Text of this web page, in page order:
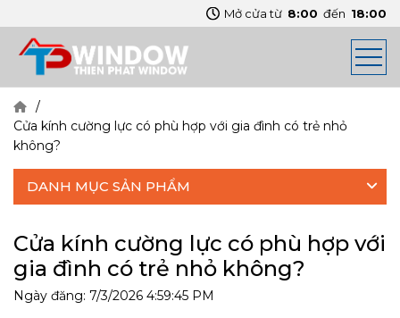
Mở cửa từ 8:00 đến 18:00
Cửa kính cường lực có phù hợp với gia đình có trẻ nhỏ
không?
DANH MỤC SẢN PHẨM
Cửa kính cường lực có phù hợp với
gia đình có trẻ nhỏ không?
Ngày đăng: 7/3/2026 4:59:45 PM